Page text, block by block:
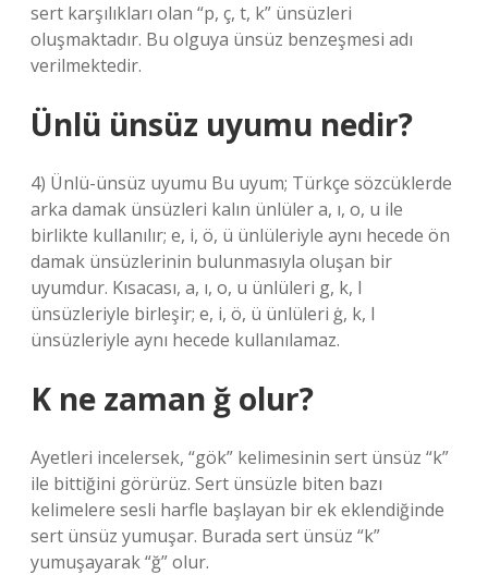
sert karşılıkları olan “p, ç, t, k” ünsüzleri
oluşmaktadır. Bu olguya ünsüz benzeşmesi adı
verilmektedir.
Ünlü ünsüz uyumu nedir?
4) Ünlü-ünsüz uyumu Bu uyum; Türkçe sözcüklerde
arka damak ünsüzleri kalın ünlüler a, ı, o, u ile
birlikte kullanılır; e, i, ö, ü ünlüleriyle aynı hecede ön
damak ünsüzlerinin bulunmasıyla oluşan bir
uyumdur. Kısacası, a, ı, o, u ünlüleri g, k, l
ünsüzleriyle birleşir; e, i, ö, ü ünlüleri ġ, k, l
ünsüzleriyle aynı hecede kullanılamaz.
K ne zaman ğ olur?
Ayetleri incelersek, “gök” kelimesinin sert ünsüz “k”
ile bittiğini görürüz. Sert ünsüzle biten bazı
kelimelere sesli harfle başlayan bir ek eklendiğinde
sert ünsüz yumuşar. Burada sert ünsüz “k”
yumuşayarak “ğ” olur.